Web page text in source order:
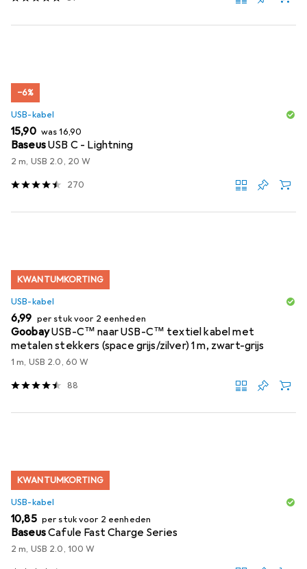
−6%
USB-kabel
EUR
15,90 wasEUR
16,90
BaseusUSB C - Lightning
2 m, USB 2.0, 20 W
270
KWANTUMKORTING
USB-kabel
EUR
6,99 per stuk voor 2 eenheden
GoobayUSB-C™ naar USB-C™ textiel kabel met
metalen stekkers (space grijs/zilver) 1 m, zwart-grijs
1 m, USB 2.0, 60 W
88
KWANTUMKORTING
USB-kabel
EUR
10,85 per stuk voor 2 eenheden
BaseusCafule Fast Charge Series
2 m, USB 2.0, 100 W